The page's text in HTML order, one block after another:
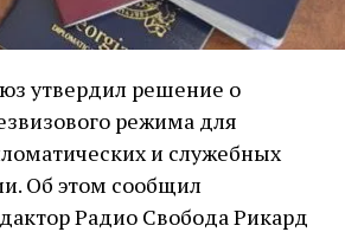
утвердил решение о
режима для
и служебных
Об этом сообщил
Радио Свобода Рикард